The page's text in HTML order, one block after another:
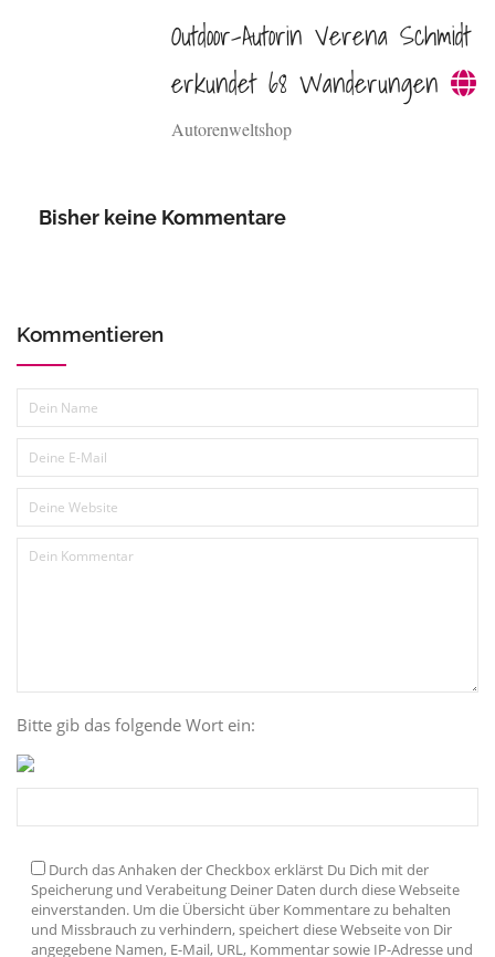
Outdoor-Autorin Verena Schmidt
erkundet 68 Wanderungen
Autorenweltshop
Bisher keine Kommentare
Kommentieren
Bitte gib das folgende Wort ein:
Durch das Anhaken der Checkbox erklärst Du Dich mit der
Speicherung und Verabeitung Deiner Daten durch diese Webseite
einverstanden. Um die Übersicht über Kommentare zu behalten
und Missbrauch zu verhindern, speichert diese Webseite von Dir
angegebene Namen, E-Mail, URL, Kommentar sowie IP-Adresse und